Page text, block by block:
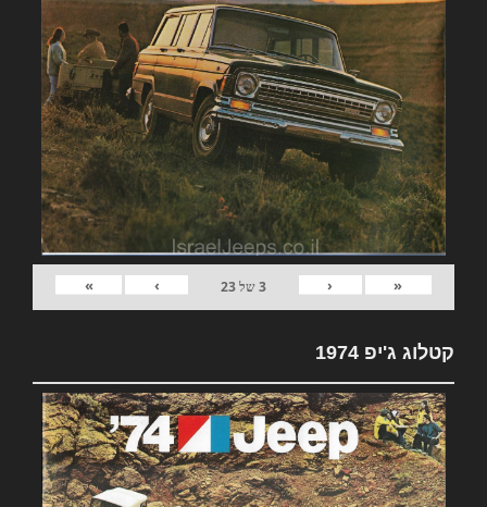
«
‹
3של23
›
»
קטלוג ג'יפ 1974